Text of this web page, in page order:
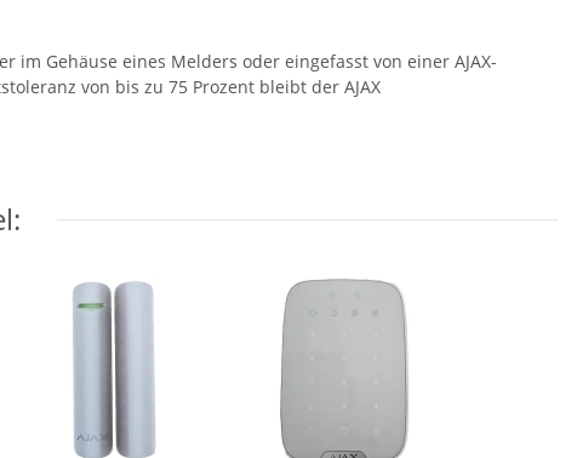
Gehäuse eines Melders oder eingefasst von einer AJAX-
von bis zu 75 Prozent bleibt der AJAX